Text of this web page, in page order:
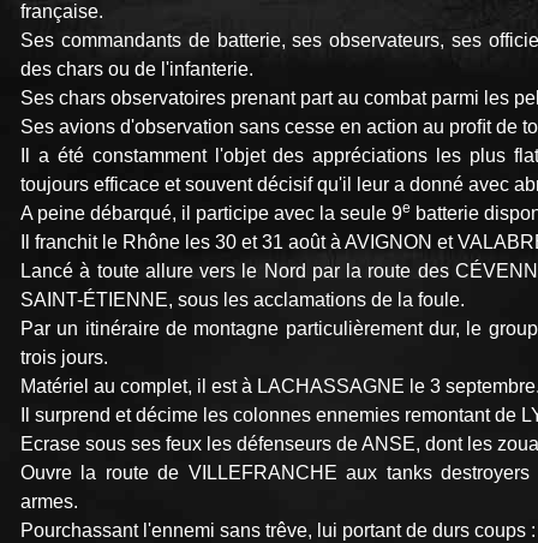
française.
Ses commandants de batterie, ses observateurs, ses
des chars ou de l'infanterie.
Ses chars observatoires prenant part au combat parmi les
Ses avions d'observation sans cesse en action au proﬁt de
Il a été constamment l'objet des appréciations les plus
toujours efficace et souvent décisif qu'il leur a donné avec
A peine débarqué, il participe avec la seule 9e batterie
Il franchit le Rhône les 30 et 31 août à AVIGNON et
Lancé à toute allure vers le Nord par la route des
SAINT-ÉTIENNE, sous les acclamations de la foule.
Par un itinéraire de montagne particulièrement dur, le
trois jours.
Matériel au complet, il est à LACHASSAGNE le 3
Il surprend et décime les colonnes ennemies remontant de
Ecrase sous ses feux les défenseurs de ANSE, dont les
Ouvre la route de VILLEFRANCHE aux tanks
armes.
Pourchassant l'ennemi sans trêve, lui portant de durs coups :